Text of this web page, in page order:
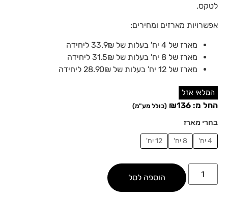
לטקס.
אפשרויות מארזים ומחירים:
מארז של 4 יח' בעלות של 33.9₪ ליחידה
מארז של 8 יח' בעלות של 31.5₪ ליחידה
מארז של 12 יח' בעלות של 28.90₪ ליחידה
המלאי אזל
החל מ: ₪136 (כולל מע"מ)
בחרי מארז
4 יח' 8 יח' 12 יח'
הוספה לסל